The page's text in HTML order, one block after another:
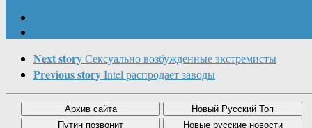
Next storyСексуально возбужденные экстремисты
Previous storyIntel распродает заводы